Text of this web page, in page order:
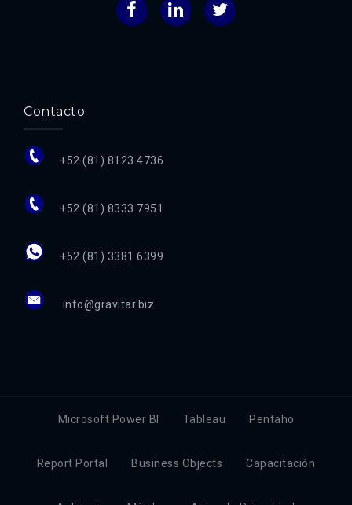
FacebookLinkedInTwitter
Contacto
+52 (81) 8123 4736
+52 (81) 8333 7951
+52 (81) 3381 6399
info@gravitar.biz
Microsoft Power BI Tableau Pentaho
Report Portal Business Objects Capacitación